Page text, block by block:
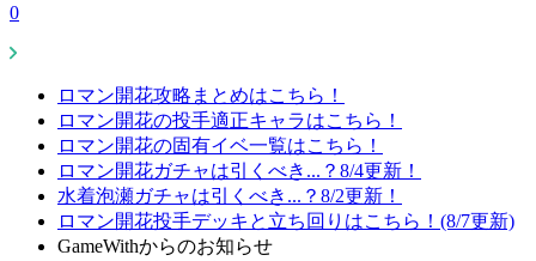
0
ロマン開花攻略まとめはこちら！
ロマン開花の投手適正キャラはこちら！
ロマン開花の固有イベ一覧はこちら！
ロマン開花ガチャは引くべき...？8/4更新！
水着泡瀬ガチャは引くべき...？8/2更新！
ロマン開花投手デッキと立ち回りはこちら！(8/7更新)
GameWithからのお知らせ